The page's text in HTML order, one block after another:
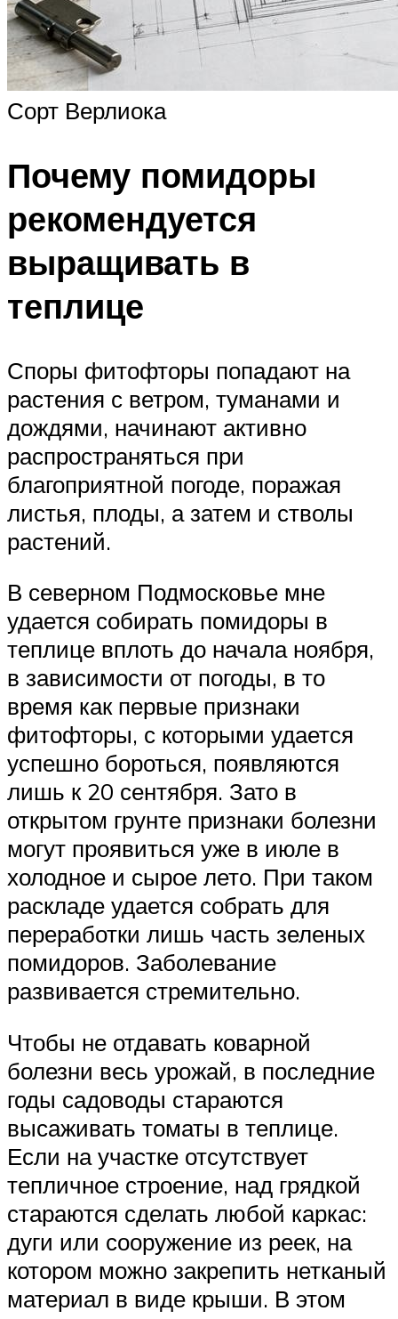
Сорт Верлиока
Почему помидоры
рекомендуется
выращивать в
теплице
Споры фитофторы попадают на
растения с ветром, туманами и
дождями, начинают активно
распространяться при
благоприятной погоде, поражая
листья, плоды, а затем и стволы
растений.
В северном Подмосковье мне
удается собирать помидоры в
теплице вплоть до начала ноября,
в зависимости от погоды, в то
время как первые признаки
фитофторы, с которыми удается
успешно бороться, появляются
лишь к 20 сентября. Зато в
открытом грунте признаки болезни
могут проявиться уже в июле в
холодное и сырое лето. При таком
раскладе удается собрать для
переработки лишь часть зеленых
помидоров. Заболевание
развивается стремительно.
Чтобы не отдавать коварной
болезни весь урожай, в последние
годы садоводы стараются
высаживать томаты в теплице.
Если на участке отсутствует
тепличное строение, над грядкой
стараются сделать любой каркас:
дуги или сооружение из реек, на
котором можно закрепить нетканый
материал в виде крыши. В этом